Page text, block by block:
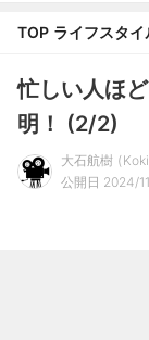
TOP ライフスタイ
忙しい人ほ
明！ (2/2)
大石航樹
公開日 2024/